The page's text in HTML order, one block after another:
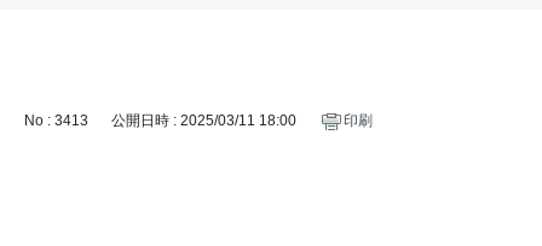
No : 3413 公開日時 : 2025/03/11 18:00 印刷